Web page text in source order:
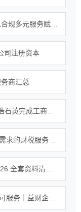
司注册资本
商汇总